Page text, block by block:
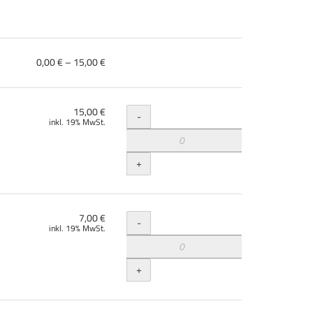
von
bis
0,00 € – 15,00 €
15,00 €
inkl. 19% MwSt. Menge
-
+
7,00 €
inkl. 19% MwSt. Menge
-
+